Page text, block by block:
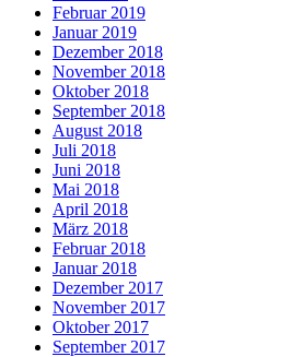
Februar 2019
Januar 2019
Dezember 2018
November 2018
Oktober 2018
September 2018
August 2018
Juli 2018
Juni 2018
Mai 2018
April 2018
März 2018
Februar 2018
Januar 2018
Dezember 2017
November 2017
Oktober 2017
September 2017